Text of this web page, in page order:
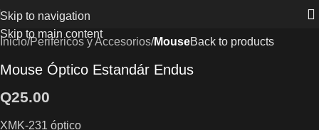
Skip to navigation
Skip to main content
Inicio Periféricos y Accesorios MouseBack to products
Mouse Óptico Estandár Endus
Q25.00
XMK-231 óptico